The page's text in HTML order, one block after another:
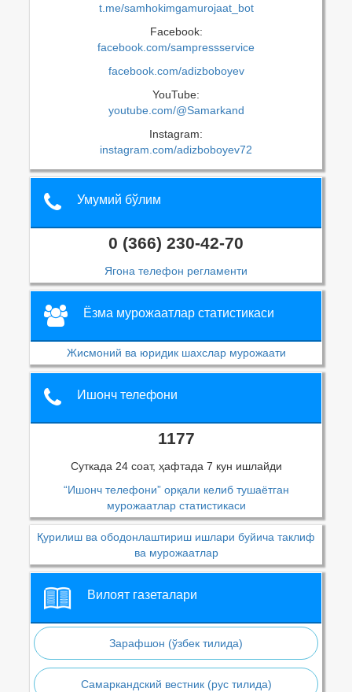
t.me/samhokimgamurojaat_bot
Facebook:
facebook.com/sampressservice
facebook.com/adizboboyev
YouTube:
youtube.com/@Samarkand
Instagram:
instagram.com/adizboboyev72
Умумий бўлим
0 (366) 230-42-70
Ягона телефон регламенти
Ёзма мурожаатлар статистикаси
Жисмоний ва юридик шахслар мурожаати
Ишонч телефони
1177
Суткада 24 соат, ҳафтада 7 кун ишлайди
“Ишонч телефони” орқали келиб тушаётган
мурожаатлар статистикаси
Қурилиш ва ободонлаштириш ишлари буйича таклиф
ва мурожаатлар
Вилоят газеталари
Зарафшон (ўзбек тилида)
Самаркандский вестник (рус тилида)